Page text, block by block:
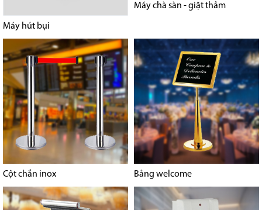
Máy hút bụi
Máy chà sàn - giặt thảm
Cột chắn inox Bảng welcome